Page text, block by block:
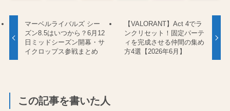
マーベルライバルズ シー
ズン8.5はいつから？6月12
日ミッドシーズン開幕・サ
イクロップス参戦まとめ
【VALORANT】Act 4でラ
ンクリセット！固定パーテ
ィを完成させる仲間の集め
方4選【2026年6月】
この記事を書いた人